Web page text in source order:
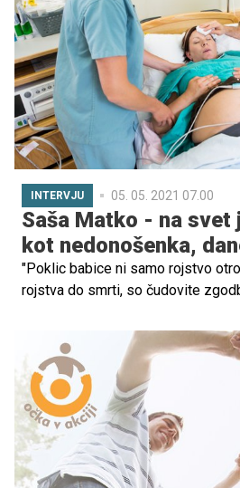
letih zagledala prvi plus.
INTERVJU 05. 05. 2021 07.00
Saša Matko - na svet
kot nedonošenka,
"Poklic babice ni samo rojstvo
rojstva do smrti, so čudovite
predsednica Sekcije medicinskih
Matko. "Vsakokrat se me
zadovoljna starša, pa tudi
porodno izkušnjo, pa jim je moja
pomagala prebroditi vsaj malo
še posebej ranljiva, kar mi ni
sem samo človek in tudi sama